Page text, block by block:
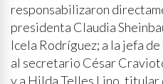
responsabilizaron
presidenta Claudia
Icela Rodríguez; a la jefa
al secretario César
y a Hilda Telles Lino, titular